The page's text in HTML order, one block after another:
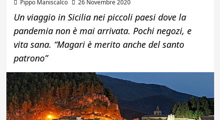
Pippo Maniscalco 26 Novembre 2020
Un viaggio in Sicilia nei piccoli paesi dove la
pandemia non è mai arrivata. Pochi negozi, e
vita sana. “Magari è merito anche del santo
patrono”